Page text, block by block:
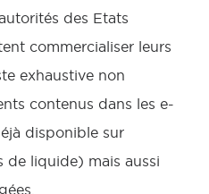
des Etats
commercialiser leurs
exhaustive non
contenus dans les e-
disponible sur
de liquide) mais aussi